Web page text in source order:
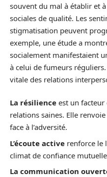
souvent du mal à établir et
sociales de qualité. Les
stigmatisation peuvent
exemple, une étude a
socialement manifestaient
à celui de fumeurs
vitale des relations
La résilience est un
relations saines. Elle
face à l’adversité.
L’écoute active renforce le
climat de confiance
La communication